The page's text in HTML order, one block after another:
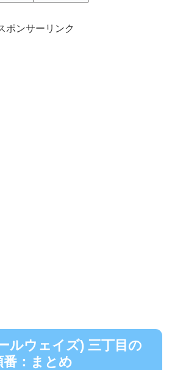
ポンサーリンク
ルウェイズ) 三丁目の
：まとめ